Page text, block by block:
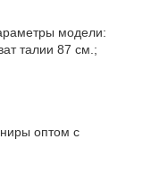
модели:
талии 87 см.;
оптом с